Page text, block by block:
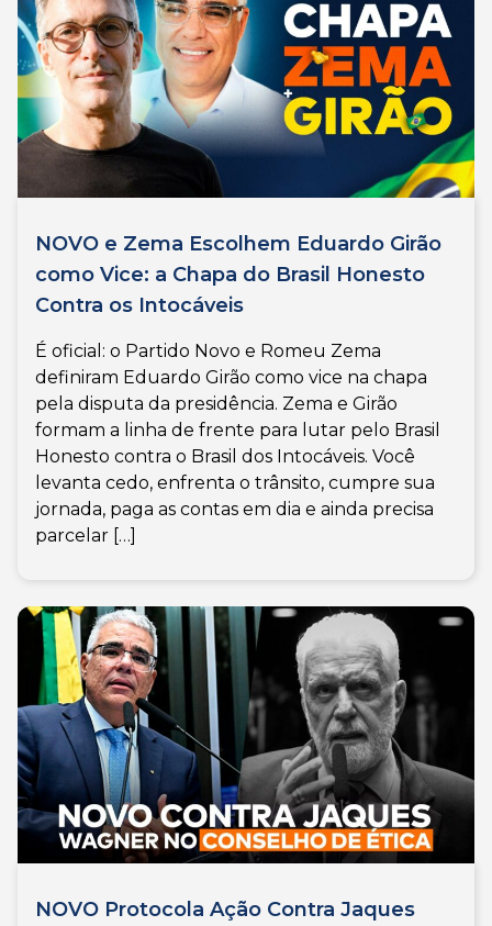
NOVO e Zema Escolhem Eduardo Girão
como Vice: a Chapa do Brasil Honesto
Contra os Intocáveis
É oficial: o Partido Novo e Romeu Zema
definiram Eduardo Girão como vice na chapa
pela disputa da presidência. Zema e Girão
formam a linha de frente para lutar pelo Brasil
Honesto contra o Brasil dos Intocáveis. Você
levanta cedo, enfrenta o trânsito, cumpre sua
jornada, paga as contas em dia e ainda precisa
parcelar […]
NOVO Protocola Ação Contra Jaques